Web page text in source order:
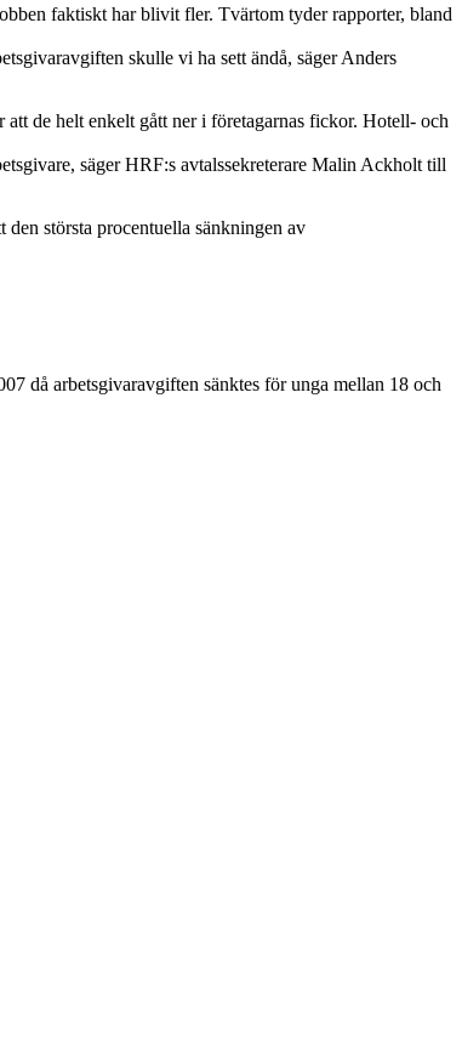
faktiskt har blivit fler. Tvärtom tyder rapporter, bland
skulle vi ha sett ändå, säger Anders
de helt enkelt gått ner i företagarnas fickor. Hotell- och
säger HRF:s avtalssekreterare Malin Ackholt till
största procentuella sänkningen av
då arbetsgivaravgiften sänktes för unga mellan 18 och